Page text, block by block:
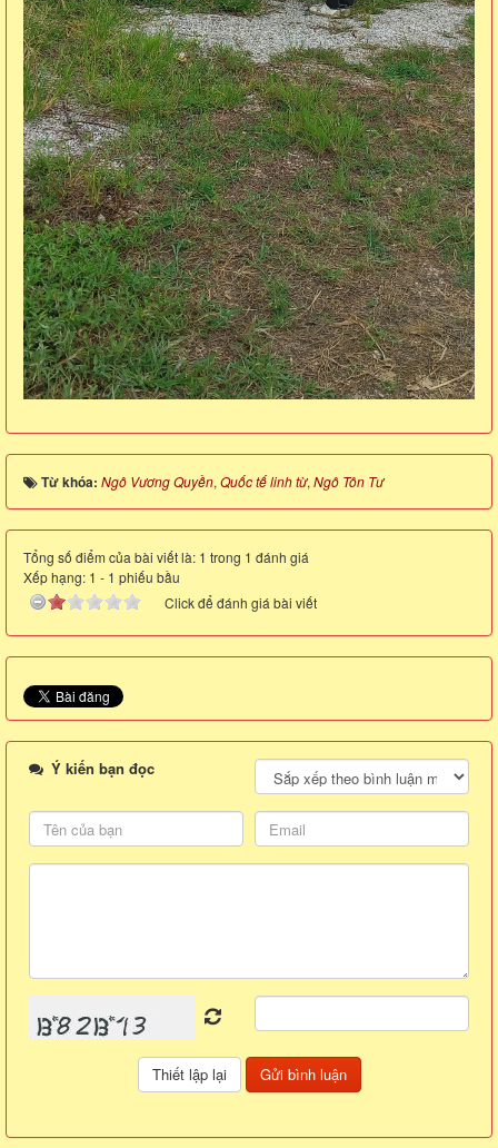
Từ khóa: Ngô Vương Quyền, Quốc tế linh từ, Ngô Tôn Tư
Tổng số điểm của bài viết là: 1 trong 1 đánh giá
Xếp hạng: 1 - 1 phiếu bầu
Click để đánh giá bài viết
Ý kiến bạn đọc